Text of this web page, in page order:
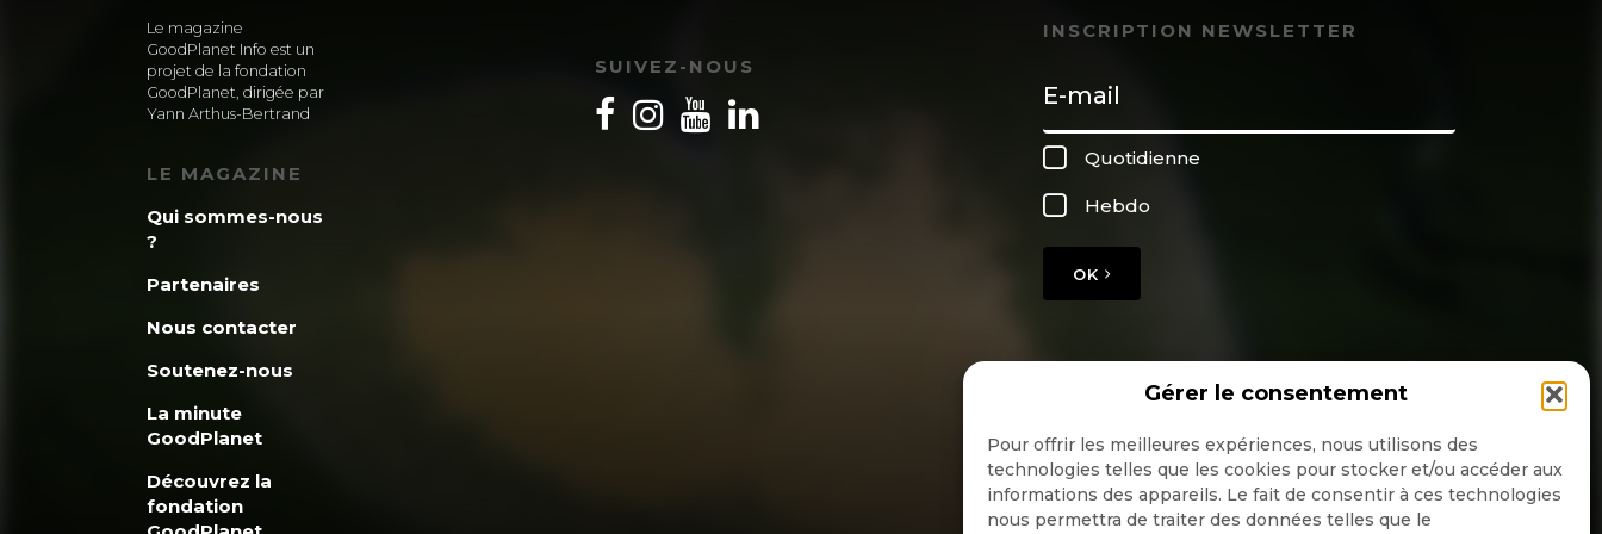
Gérer le consentement
Pour offrir les meilleures expériences, nous utilisons des
technologies telles que les cookies pour stocker et/ou accéder aux
informations des appareils. Le fait de consentir à ces technologies
nous permettra de traiter des données telles que le
Le magazine
GoodPlanet Info est un
projet de la fondation
GoodPlanet, dirigée par
Yann Arthus-Bertrand
LE MAGAZINE
Qui sommes-nous
?
Partenaires
Nous contacter
Soutenez-nous
La minute
GoodPlanet
Découvrez la
fondation
SUIVEZ-NOUS
INSCRIPTION NEWSLETTER
Quotidienne
Hebdo
OK